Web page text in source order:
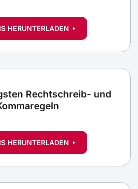
HERUNTERLADEN
Rechtschreib- und
HERUNTERLADEN